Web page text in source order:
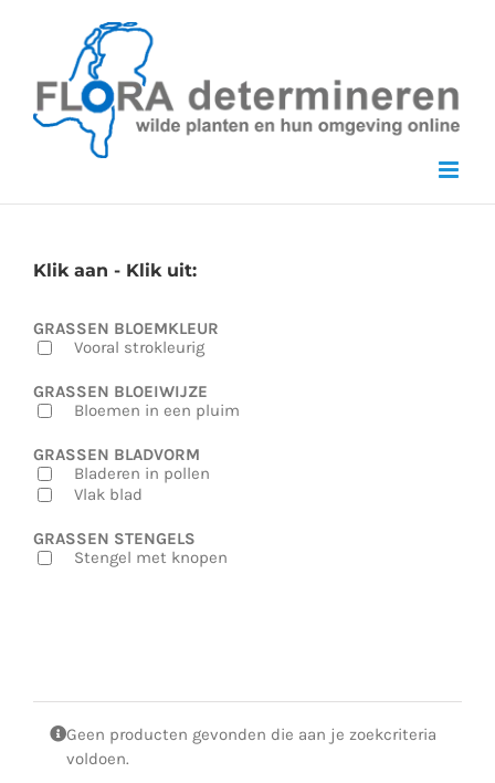
content
Geen producten gevonden die aan je zoekcriteria
voldoen.
Klik aan - Klik uit:
GRASSEN BLOEMKLEUR
Vooral strokleurig
GRASSEN BLOEIWIJZE
Bloemen in een pluim
GRASSEN BLADVORM
Bladeren in pollen
Vlak blad
GRASSEN STENGELS
Stengel met knopen